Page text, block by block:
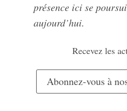
présence ici se
aujourd’hui.
Recevez les
Abonnez-vous à